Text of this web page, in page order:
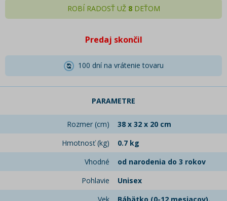
ROBÍ RADOSŤ UŽ 8DEŤOM
Predaj skončil
100 dní na vrátenie tovaru
PARAMETRE
Rozmer (cm)
38 x 32 x 20 cm
Hmotnosť (kg)
0.7 kg
Vhodné
od narodenia do 3 rokov
Pohlavie
Unisex